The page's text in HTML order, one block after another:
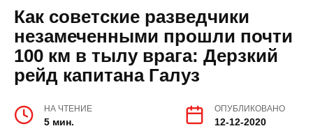
Как советские разведчики
незамеченными прошли почти
100 км в тылу врага: Дерзкий
рейд капитана Галуз
НА ЧТЕНИЕ
5 мин.
ОПУБЛИКОВАНО
12-12-2020